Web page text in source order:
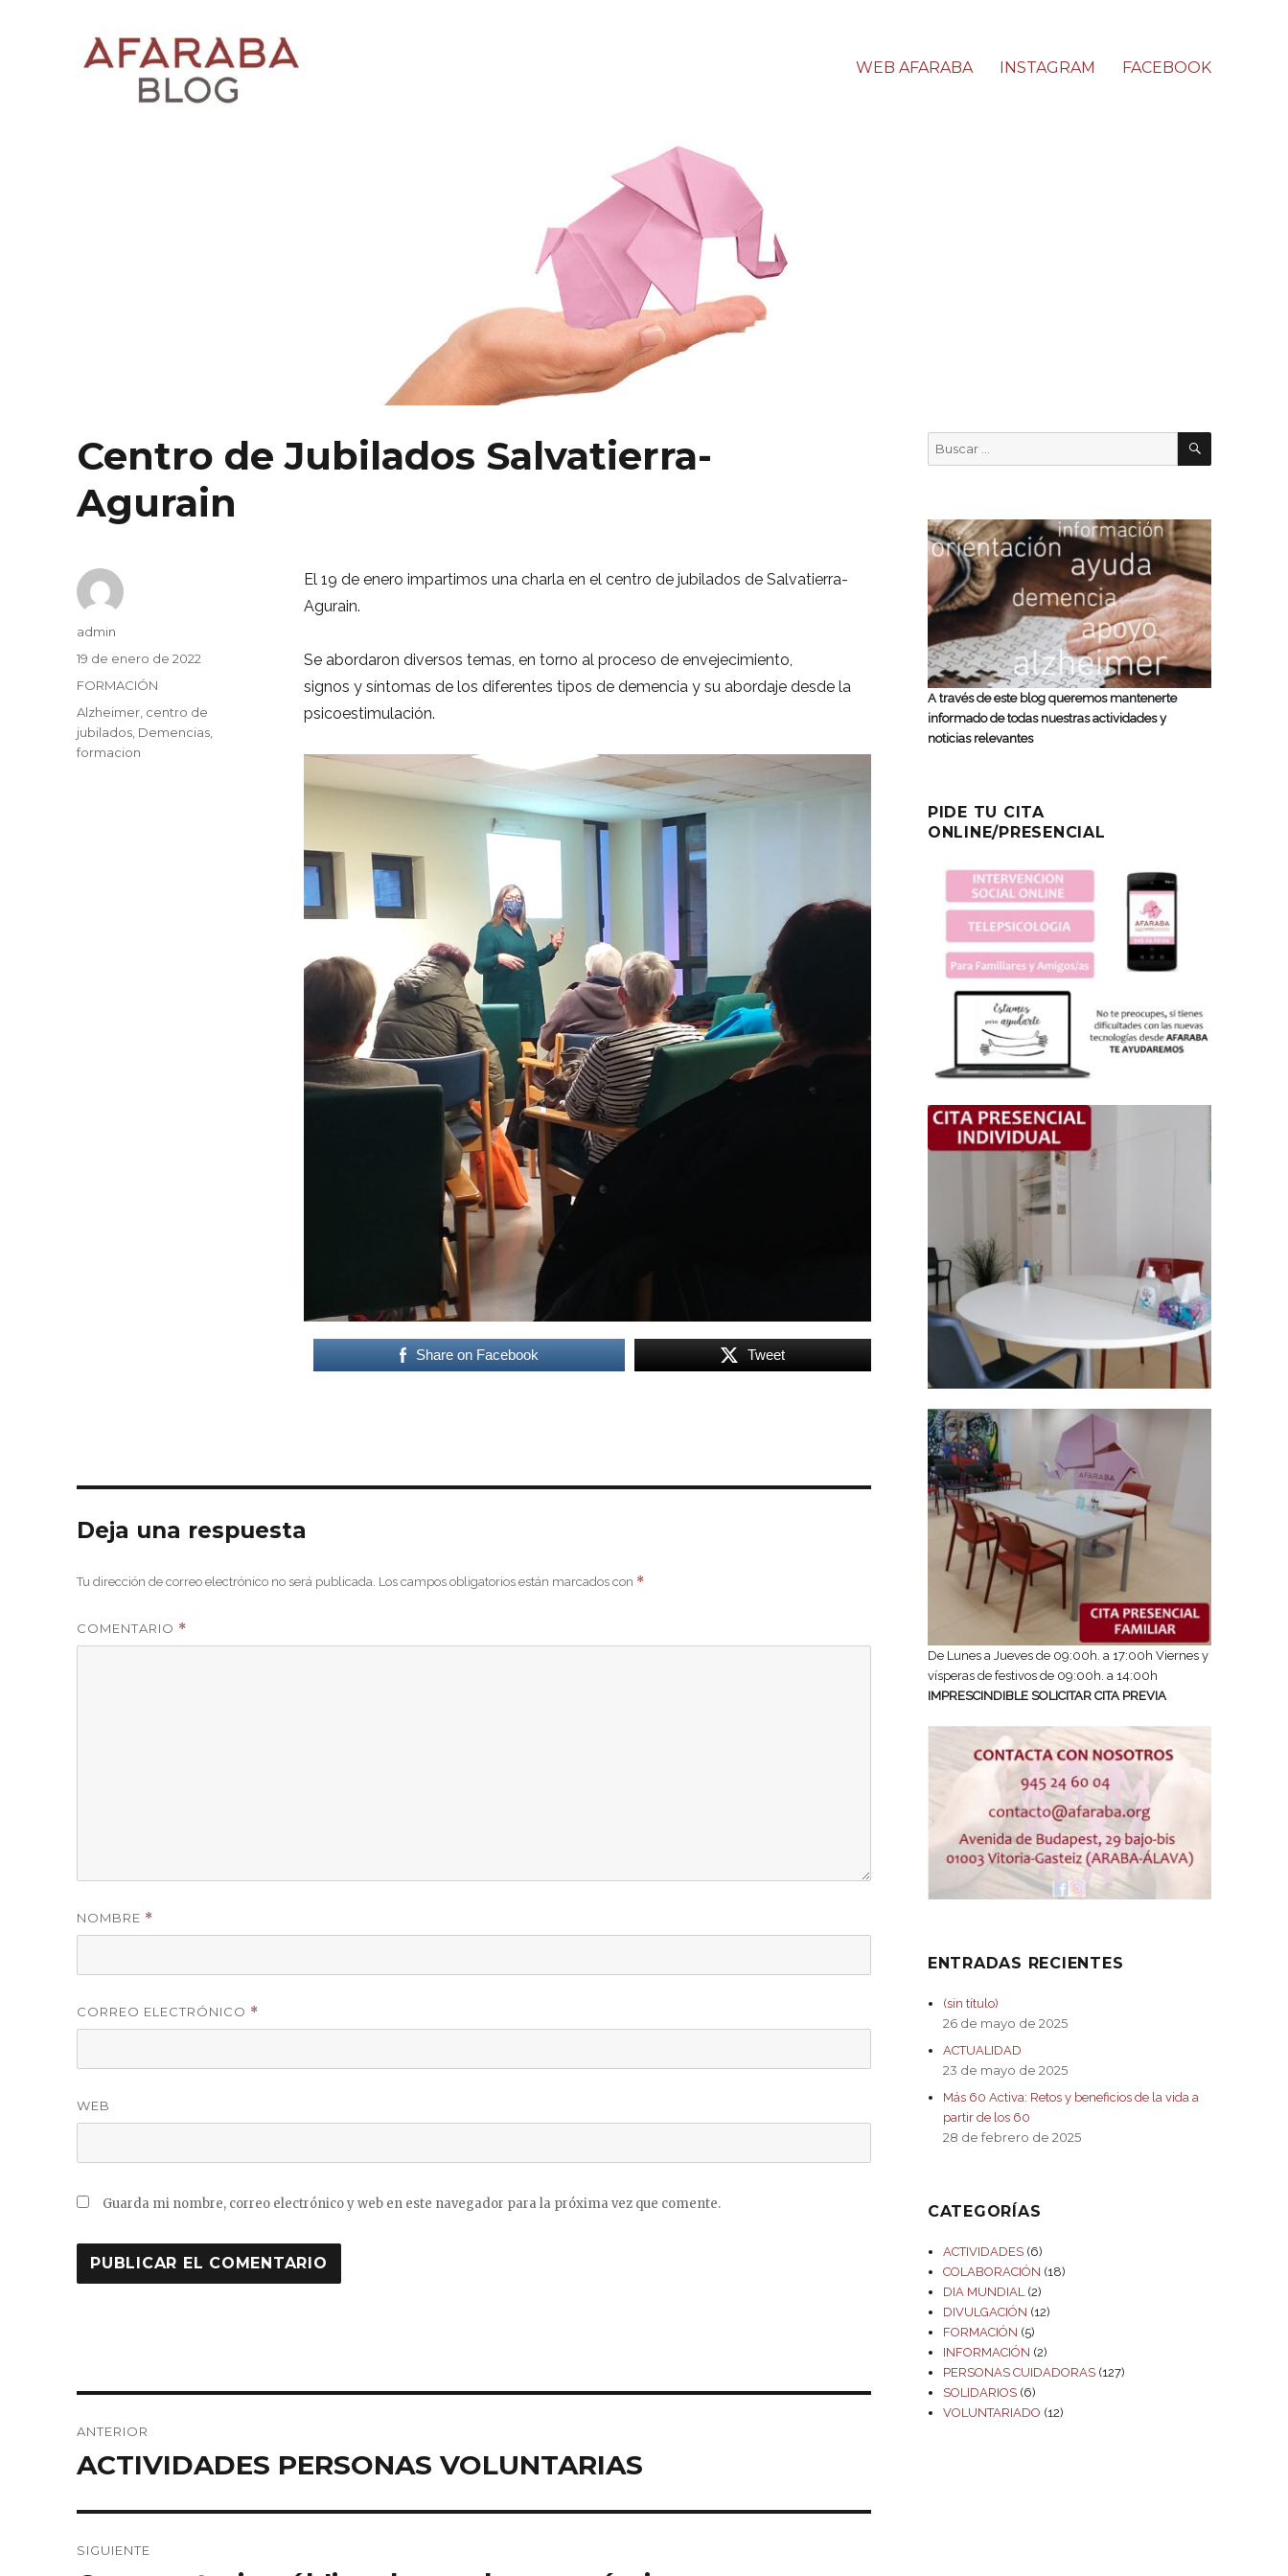
WEB AFARABA INSTAGRAM FACEBOOK
Centro de Jubilados Salvatierra-
Agurain
El 19 de enero impartimos una charla en el centro de jubilados de Salvatierra-
Agurain.
Se abordaron diversos temas, en torno al proceso de envejecimiento,
signos y síntomas de los diferentes tipos de demencia y su abordaje desde la
psicoestimulación.
Share on Facebook Tweet
Autor
admin
Publicado
19 de enero de 2022
Categorías
FORMACIÓN
Etiquetas
Alzheimer centro de
jubilados Demencias
formacion
Deja una respuesta
Tu dirección de correo electrónico no será publicada. Los campos obligatorios están marcados con *
COMENTARIO *
NOMBRE *
CORREO ELECTRÓNICO *
WEB
Guarda mi nombre, correo electrónico y web en este navegador para la próxima vez que comente.
de
ANTERIOR
Entrada
ACTIVIDADES PERSONAS VOLUNTARIAS
SIGUIENTE
Buscar
por:
BUSCAR
A través de este blog queremos mantenerte
informado de todas nuestras actividades y
noticias relevantes
PIDE TU CITA
ONLINE/PRESENCIAL
De Lunes a Jueves de 09:00h. a 17:00h Viernes y
vísperas de festivos de 09:00h. a 14:00h
IMPRESCINDIBLE SOLICITAR CITA PREVIA
ENTRADAS RECIENTES
(sin título)
26 de mayo de 2025
ACTUALIDAD
23 de mayo de 2025
Más 60 Activa: Retos y beneficios de la vida a
partir de los 60
28 de febrero de 2025
CATEGORÍAS
ACTIVIDADES (6)
COLABORACIÓN (18)
DIA MUNDIAL(2)
DIVULGACIÓN (12)
FORMACIÓN (5)
INFORMACIÓN (2)
PERSONAS CUIDADORAS (127)
SOLIDARIOS (6)
VOLUNTARIADO (12)